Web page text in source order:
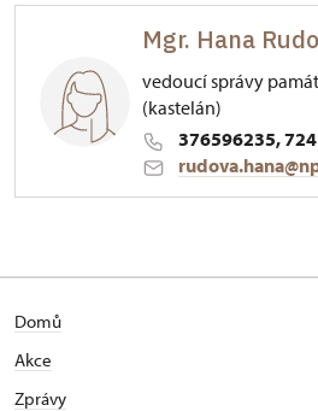
Mgr. Hana
vedoucí správy
(kastelán)
376596235,
Domů
Akce
Zprávy